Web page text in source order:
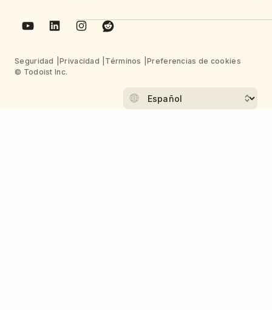
Seguridad Privacidad Términos
Preferencias de cookies
© Todoist Inc.